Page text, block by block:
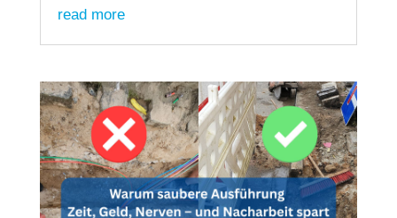
read more